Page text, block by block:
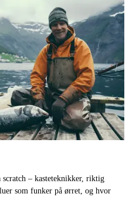
– kasteteknikker, riktig
som funker på ørret, og hvor